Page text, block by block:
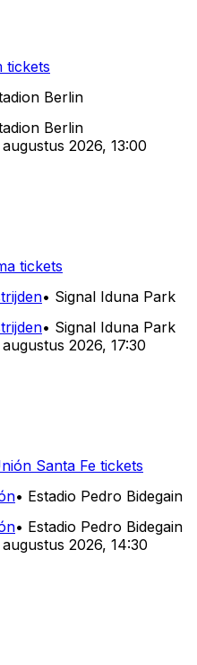
tickets
Berlin
Berlin
augustus 2026, 13:00
tickets
• Signal Iduna Park
• Signal Iduna Park
augustus 2026, 17:30
Santa Fe tickets
• Estadio Pedro Bidegain
• Estadio Pedro Bidegain
augustus 2026, 14:30